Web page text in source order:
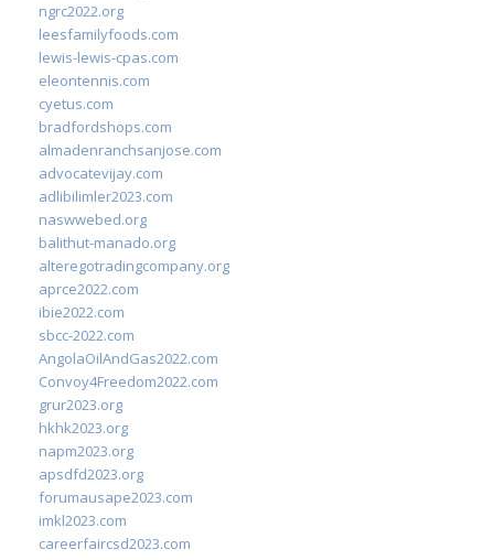
ngrc2022.org
leesfamilyfoods.com
lewis-lewis-cpas.com
eleontennis.com
cyetus.com
bradfordshops.com
almadenranchsanjose.com
advocatevijay.com
adlibilimler2023.com
naswwebed.org
balithut-manado.org
alteregotradingcompany.org
aprce2022.com
ibie2022.com
sbcc-2022.com
AngolaOilAndGas2022.com
Convoy4Freedom2022.com
grur2023.org
hkhk2023.org
napm2023.org
apsdfd2023.org
forumausape2023.com
imkl2023.com
careerfaircsd2023.com